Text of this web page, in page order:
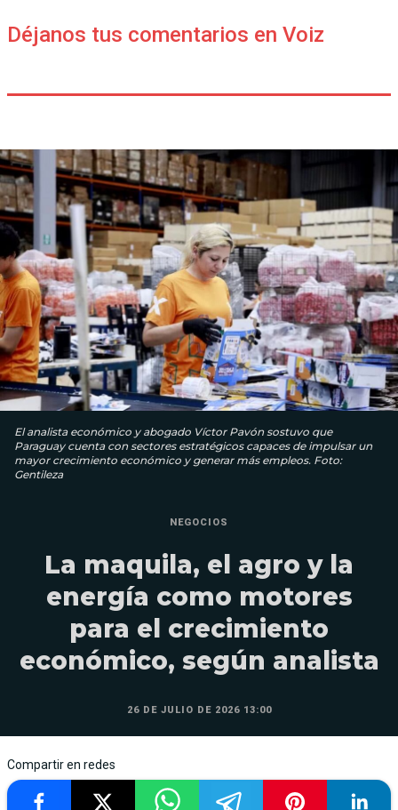
Déjanos tus comentarios en Voiz
El analista económico y abogado Víctor Pavón sostuvo que
Paraguay cuenta con sectores estratégicos capaces de impulsar un
mayor crecimiento económico y generar más empleos. Foto:
Gentileza
NEGOCIOS
La maquila, el agro y la
energía como motores
para el crecimiento
económico, según analista
26 DE JULIO DE 2026 13:00
Compartir en redes